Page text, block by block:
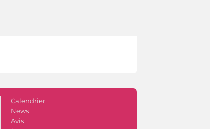
Calendrier
News
Avis